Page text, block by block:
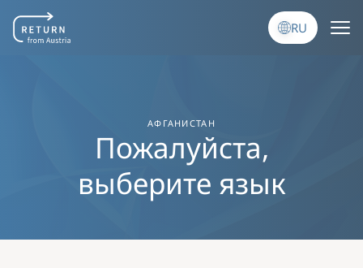
Перейти к основному содержаниюRU
АФГАНИСТАН
Пожалуйста,
выберите язык